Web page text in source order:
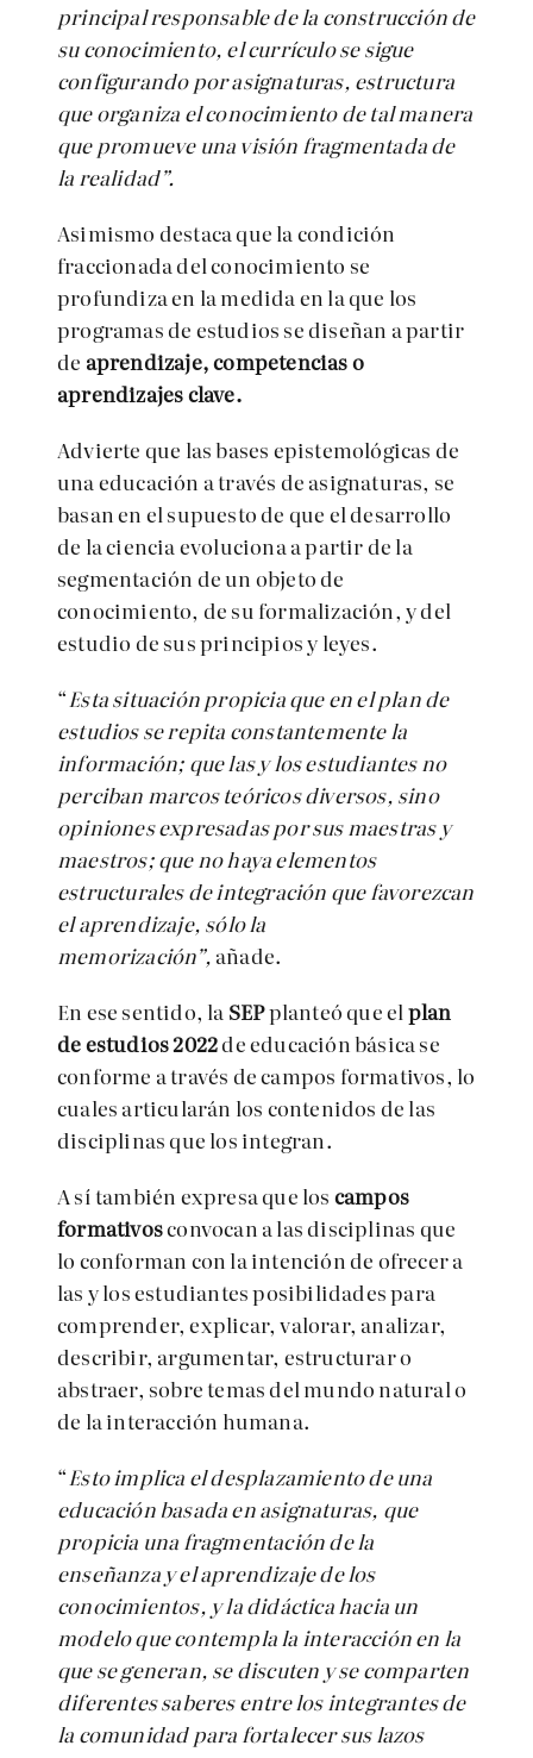
principal responsable de la construcción de
su conocimiento, el currículo se sigue
configurando por asignaturas, estructura
que organiza el conocimiento de tal manera
que promueve una visión fragmentada de
la realidad”.
Asimismo destaca que la condición
fraccionada del conocimiento se
profundiza en la medida en la que los
programas de estudios se diseñan a partir
de aprendizaje, competencias o
aprendizajes clave.
Advierte que las bases epistemológicas de
una educación a través de asignaturas, se
basan en el supuesto de que el desarrollo
de la ciencia evoluciona a partir de la
segmentación de un objeto de
conocimiento, de su formalización, y del
estudio de sus principios y leyes.
“Esta situación propicia que en el plan de
estudios se repita constantemente la
información; que las y los estudiantes no
perciban marcos teóricos diversos, sino
opiniones expresadas por sus maestras y
maestros; que no haya elementos
estructurales de integración que favorezcan
el aprendizaje, sólo la
memorización”, añade.
En ese sentido, la SEPplanteó que elplan
de estudios 2022de educación básica se
conforme a través de campos formativos, lo
cuales articularán los contenidos de las
disciplinas que los integran.
A sí también expresa que los campos
formativosconvocan a las disciplinas que
lo conforman con la intención de ofrecer a
las y los estudiantes posibilidades para
comprender, explicar, valorar, analizar,
describir, argumentar, estructurar o
abstraer, sobre temas del mundo natural o
de la interacción humana.
“Esto implica el desplazamiento de una
educación basada en asignaturas, que
propicia una fragmentación de la
enseñanza y el aprendizaje de los
conocimientos, y la didáctica hacia un
modelo que contempla la interacción en la
que se generan, se discuten y se comparten
diferentes saberes entre los integrantes de
la comunidad para fortalecer sus lazos